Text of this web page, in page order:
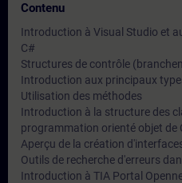
Contenu
Introduction à Visual Studio et
C#
Structures de contrôle
Introduction aux principaux
Utilisation des méthodes
Introduction à la structure des
programmation orienté objet de
Aperçu de la création
Outils de recherche d'erreurs
Introduction à TIA Portal